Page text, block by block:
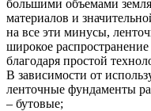
большими объемами
материалов и
на все эти минусы,
широкое
благодаря простой
В зависимости от
ленточные фундаменты
– бутовые;